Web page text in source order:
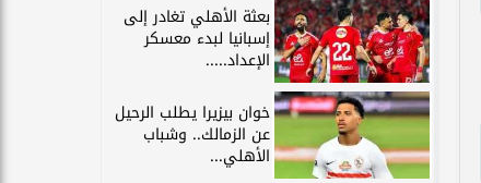
بعثة الأهلي تغادر إلى
إسبانيا لبدء معسكر
الإعداد.....
خوان بيزيرا يطلب الرحيل
عن الزمالك.. وشباب
الأهلي...